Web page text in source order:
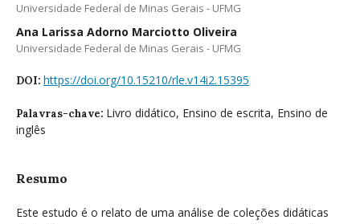
Universidade Federal de Minas Gerais - UFMG
Ana Larissa Adorno Marciotto Oliveira
Universidade Federal de Minas Gerais - UFMG
DOI: https://doi.org/10.15210/rle.v14i2.15395
Palavras-chave: Livro didático, Ensino de escrita, Ensino de
inglês
Resumo
Este estudo é o relato de uma análise de coleções didáticas